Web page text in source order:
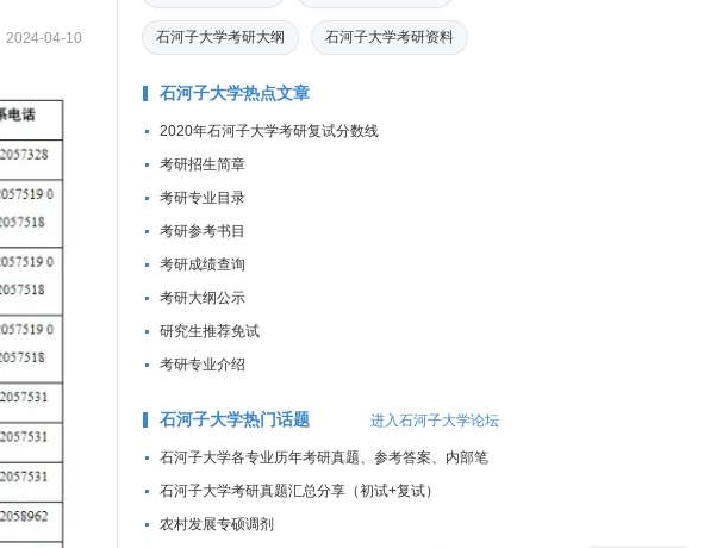
2024-04-10 石河子大学考研大纲 石河子大学考研资料
石河子大学热点文章
2020年石河子大学考研复试分数线
考研招生简章
考研专业目录
考研参考书目
考研成绩查询
考研大纲公示
研究生推荐免试
考研专业介绍
石河子大学热门话题 进入石河子大学论坛
石河子大学各专业历年考研真题、参考答案、内部笔
记
石河子大学考研真题汇总分享（初试+复试）
农村发展专硕调剂